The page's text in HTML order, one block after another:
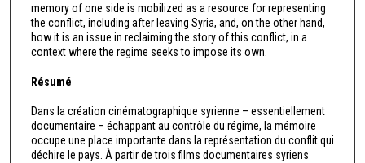
memory of one side is mobilized as a resource for representing
the conflict, including after leaving Syria, and, on the other hand,
how it is an issue in reclaiming the story of this conflict, in a
context where the regime seeks to impose its own.
Résumé
Dans la création cinématographique syrienne – essentiellement
documentaire – échappant au contrôle du régime, la mémoire
occupe une place importante dans la représentation du conflit qui
déchire le pays. À partir de trois films documentaires syriens